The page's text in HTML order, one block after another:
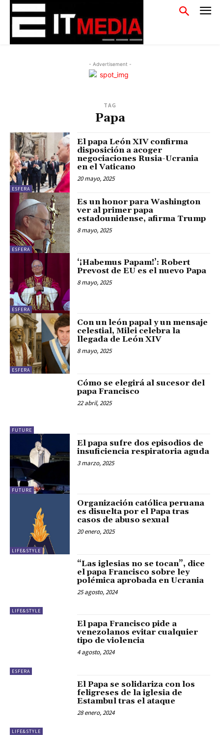
- Advertisement -
TAG
Papa
ESFERA
El papa León XIV confirma
disposición a acoger
negociaciones Rusia-Ucrania
en el Vaticano
20 mayo, 2025
ESFERA
Es un honor para Washington
ver al primer papa
estadounidense, afirma Trump
8 mayo, 2025
ESFERA
‘¡Habemus Papam!’: Robert
Prevost de EU es el nuevo Papa
8 mayo, 2025
ESFERA
Con un león papal y un mensaje
celestial, Milei celebra la
llegada de León XIV
8 mayo, 2025
FUTURE
Cómo se elegirá al sucesor del
papa Francisco
22 abril, 2025
FUTURE
El papa sufre dos episodios de
insuficiencia respiratoria aguda
3 marzo, 2025
LIFE&STYLE
Organización católica peruana
es disuelta por el Papa tras
casos de abuso sexual
20 enero, 2025
LIFE&STYLE
“Las iglesias no se tocan”, dice
el papa Francisco sobre ley
polémica aprobada en Ucrania
25 agosto, 2024
ESFERA
El papa Francisco pide a
venezolanos evitar cualquier
tipo de violencia
4 agosto, 2024
LIFE&STYLE
El Papa se solidariza con los
feligreses de la iglesia de
Estambul tras el ataque
28 enero, 2024